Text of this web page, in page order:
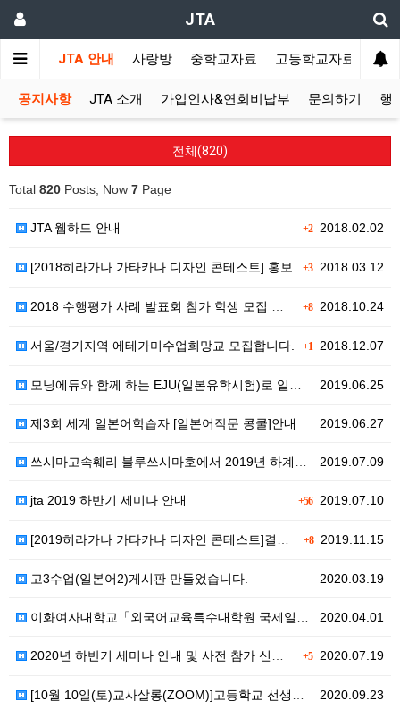
JTA
JTA 안내 사랑방 중학교자료 고등학교자료 멀
공지사항 JTA 소개 가입인사&연회비납부 문의하기 행
전체(820)
Total 820 Posts, Now 7 Page
+22018.02.02
JTA 웹하드 안내
+32018.03.12
[2018히라가나 가타카나 디자인 콘테스트] 홍보
+82018.10.24
2018 수행평가 사례 발표회 참가 학생 모집 및 장소…
+1 2018.12.07
서울/경기지역 에테가미수업희망교 모집합니다.
2019.06.25
모닝에듀와 함께 하는 EJU(일본유학시험)로 일본대학 …
2019.06.27
제3회 세계 일본어학습자 [일본어작문 콩쿨]안내
2019.07.09
쓰시마고속훼리 블루쓰시마호에서 2019년 하계방학동안 …
+562019.07.10
jta 2019 하반기 세미나 안내
+82019.11.15
[2019히라가나 가타카나 디자인 콘테스트]결과 발표
2020.03.19
고3수업(일본어2)게시판 만들었습니다.
2020.04.01
이화여자대학교「외국어교육특수대학원 국제일본어교육학과」에…
+52020.07.19
2020년 하반기 세미나 안내 및 사전 참가 신청자 접…
2020.09.23
[10월 10일(토)교사살롱(ZOOM)]고등학교 선생님…